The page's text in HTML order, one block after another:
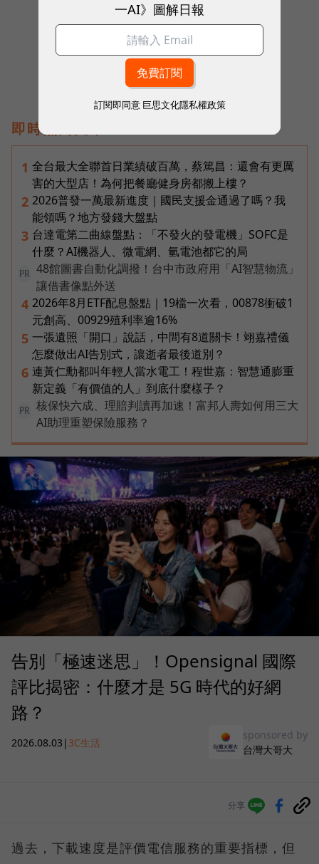
往下滑看下一篇文章
即時熱門文章
1 全台最大全聯首日業績破百萬，蔡篤昌：還會有更厲
害的大型店！為何把餐廳健身房都搬上樓？
2 2026普發一萬最新進度｜國民支援金通過了嗎？我
能領嗎？地方發錢大盤點
3 台達電第二曲線盤點：「不發火的發電機」SOFC是
什麼？AI機器人、微電網、氫電池都它的局
PR
48館圖書自動化調撥！台中市政府用「AI智慧物流」
讓借書像點外送
4 2026年8月ETF配息盤點｜19檔一次看，00878衝破1
元創高、00929殖利率逾16%
5 一張遺照「開口」說話，中間有8道關卡！翊嘉禮儀
怎麼做出AI告別式，讓逝者最後道別？
6 連黃仁勳都叫年輕人當水電工！程世嘉：智慧通膨重
新定義「有價值的人」到底什麼樣子？
PR
核保快六成、理賠判讀再加速！富邦人壽如何用三大
AI助理重塑保險服務？
告別「極速迷思」！Opensignal 國際
評比揭密：什麼才是 5G 時代的好網
路？
2026.08.03 | 3C生活
sponsored by
台灣大哥大
分享
過去，下載速度是評價電信服務的重要指標，但
一AI》圖解日報
訂閱即同意 巨思文化隱私權政策